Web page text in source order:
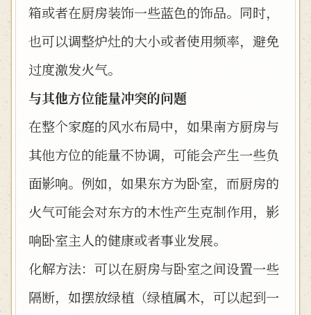
箱或者在厨房装饰一些蓝色的饰品。同时，
也可以调整炉灶的大小或者使用频率，避免
过度激发火气。
与其他方位能量冲突的问题
在整个家庭的风水布局中，如果南方厨房与
其他方位的能量不协调，可能会产生一些负
面影响。例如，如果东方为卧室，而厨房的
火气可能会对东方的木性产生克制作用，影
响卧室主人的健康或者事业发展。
化解方法：可以在厨房与卧室之间设置一些
隔断，如摆放绿植（绿植属木，可以起到一